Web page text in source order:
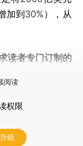
加到30%），从
读者专门订制的
阅读
权限
级